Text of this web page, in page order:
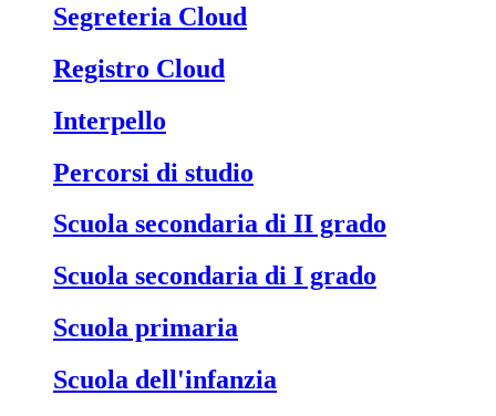
Segreteria Cloud
Registro Cloud
Interpello
Percorsi di studio
Scuola secondaria di II grado
Scuola secondaria di I grado
Scuola primaria
Scuola dell'infanzia